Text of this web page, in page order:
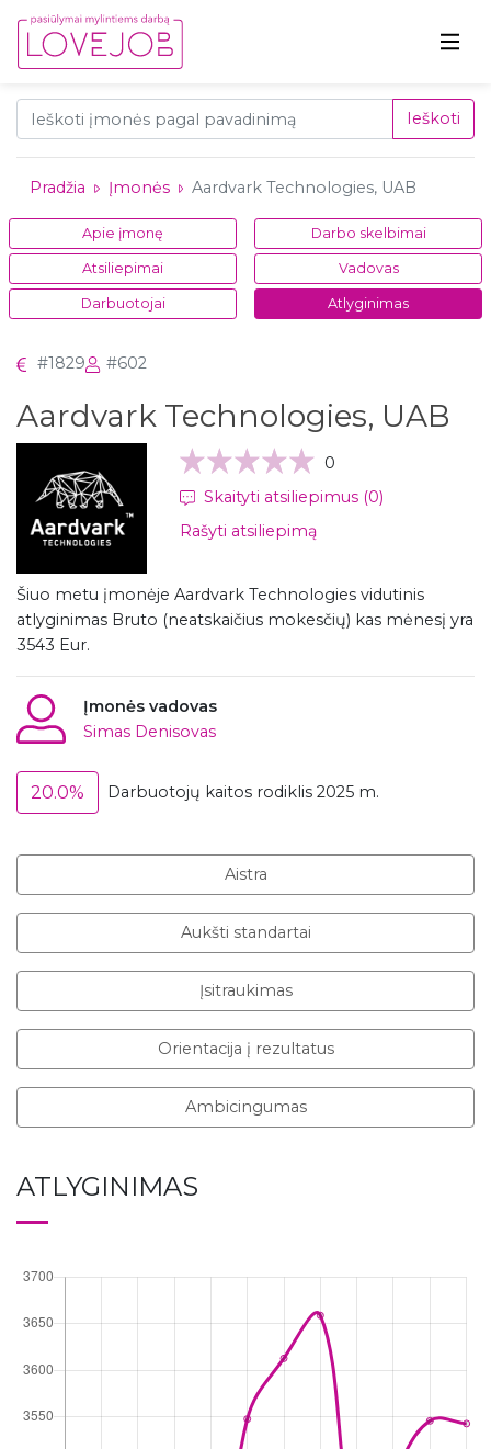
Ieškoti
Pradžia Įmonės Aardvark Technologies, UAB
Apie įmonę Darbo skelbimai
Atsiliepimai Vadovas
Darbuotojai Atlyginimas
#1829 #602
Aardvark Technologies, UAB
0
Skaityti atsiliepimus (0)
Rašyti atsiliepimą
Šiuo metu įmonėje Aardvark Technologies vidutinis
atlyginimas Bruto (neatskaičius mokesčių) kas mėnesį yra
3543 Eur.
Įmonės vadovas
Simas Denisovas
20.0% Darbuotojų kaitos rodiklis 2025 m.
Aistra
Aukšti standartai
Įsitraukimas
Orientacija į rezultatus
Ambicingumas
ATLYGINIMAS